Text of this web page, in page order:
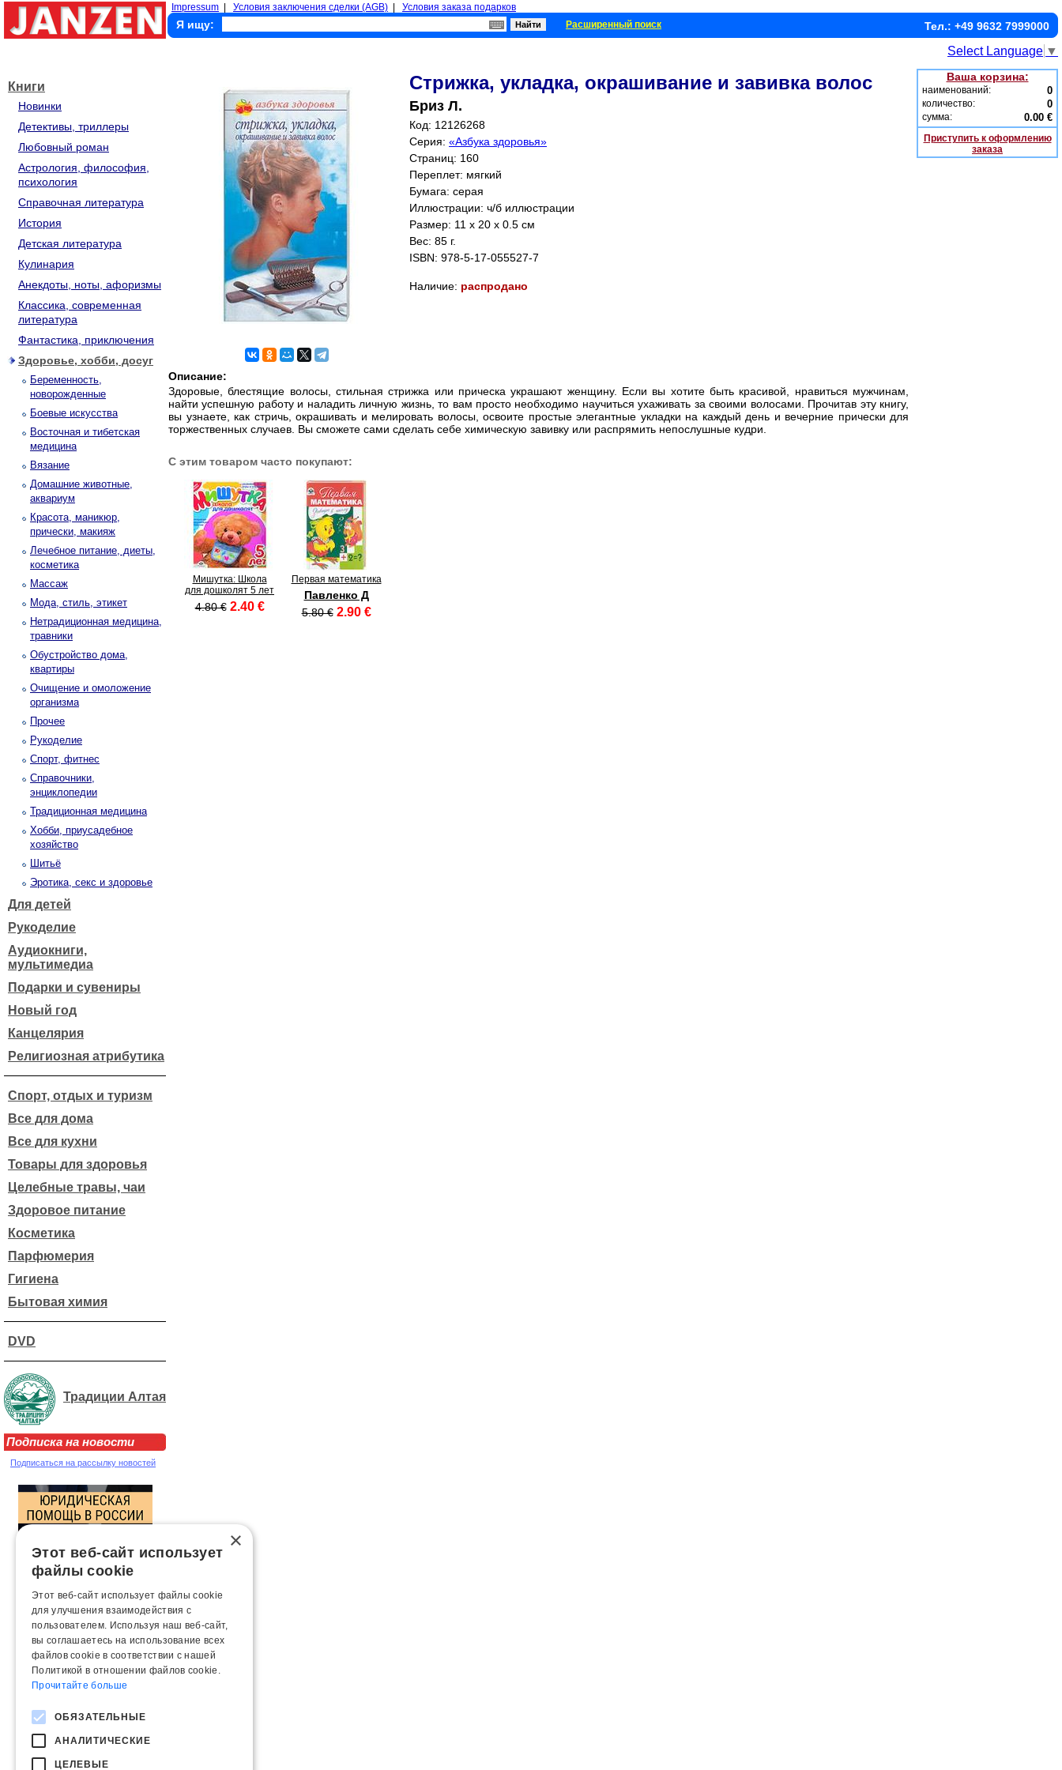
Impressum Условия заключения сделки (AGB) Условия заказа подарков
Я ищу: Расширенный поиск Тел.: +49 9632 7999000
Select Language ▼
Книги
Новинки
Детективы, триллеры
Любовный роман
Астрология, философия,
психология
Справочная литература
История
Детская литература
Кулинария
Анекдоты, ноты, афоризмы
Классика, современная
литература
Фантастика, приключения
Здоровье, хобби, досуг
Беременность,
новорожденные
Боевые искусства
Восточная и тибетская
медицина
Вязание
Домашние животные,
аквариум
Красота, маникюр,
прически, макияж
Лечебное питание, диеты,
косметика
Массаж
Мода, стиль, этикет
Нетрадиционная медицина,
травники
Обустройство дома,
квартиры
Очищение и омоложение
организма
Прочее
Рукоделие
Спорт, фитнес
Справочники,
энциклопедии
Традиционная медицина
Хобби, приусадебное
хозяйство
Шитьё
Эротика, секс и здоровье
Для детей
Рукоделие
Аудиокниги,
мультимедиа
Подарки и сувениры
Новый год
Канцелярия
Религиозная атрибутика
Спорт, отдых и туризм
Все для дома
Все для кухни
Товары для здоровья
Целебные травы, чаи
Здоровое питание
Косметика
Парфюмерия
Гигиена
Бытовая химия
DVD
Традиции Алтая
Подписка на новости
Подписаться на рассылку новостей
Стрижка, укладка, окрашивание и завивка волос
Бриз Л.
Код: 12126268
Серия: «Азбука здоровья»
Страниц: 160
Переплет: мягкий
Бумага: серая
Иллюстрации: ч/б иллюстрации
Размер: 11 x 20 x 0.5 см
Вес: 85 г.
ISBN: 978-5-17-055527-7
Наличие: распродано
Описание:
Здоровые, блестящие волосы, стильная стрижка или прическа украшают женщину. Если вы хотите быть красивой, нравиться мужчинам,
найти успешную работу и наладить личную жизнь, то вам просто необходимо научиться ухаживать за своими волосами. Прочитав эту книгу,
вы узнаете, как стричь, окрашивать и мелировать волосы, освоите простые элегантные укладки на каждый день и вечерние прически для
торжественных случаев. Вы сможете сами сделать себе химическую завивку или распрямить непослушные кудри.
С этим товаром часто покупают:
Мишутка: Школа
для дошколят 5 лет
4.80 € 2.40 €
Первая математика
Павленко Д
5.80 € 2.90 €
Ваша корзина:
наименований: 0
количество: 0
сумма: 0.00 €
Приступить к оформлению
заказа
×
Этот веб-сайт использует
файлы cookie
Этот веб-сайт использует файлы cookie
для улучшения взаимодействия с
пользователем. Используя наш веб-сайт,
вы соглашаетесь на использование всех
файлов cookie в соответствии с нашей
Политикой в ​​отношении файлов cookie.
Прочитайте больше
ОБЯЗАТЕЛЬНЫЕ
АНАЛИТИЧЕСКИЕ
ЦЕЛЕВЫЕ